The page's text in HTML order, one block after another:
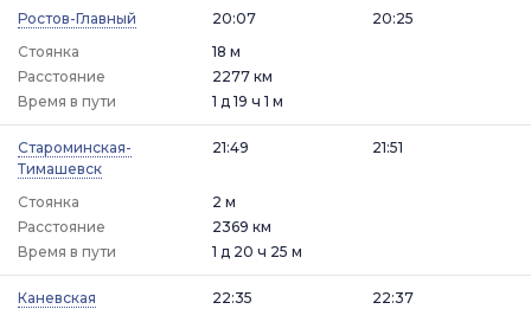
Ростов-Главный
20:07
Стоянка
18 м
20:25
Расстояние
2277 км
Время в пути
1 д 19 ч 1 м
Староминская-
Тимашевск
21:49
Стоянка 2 м
21:51
Расстояние
2369 км
Время в пути
1 д 20 ч 25 м
Каневская 22:35 22:37